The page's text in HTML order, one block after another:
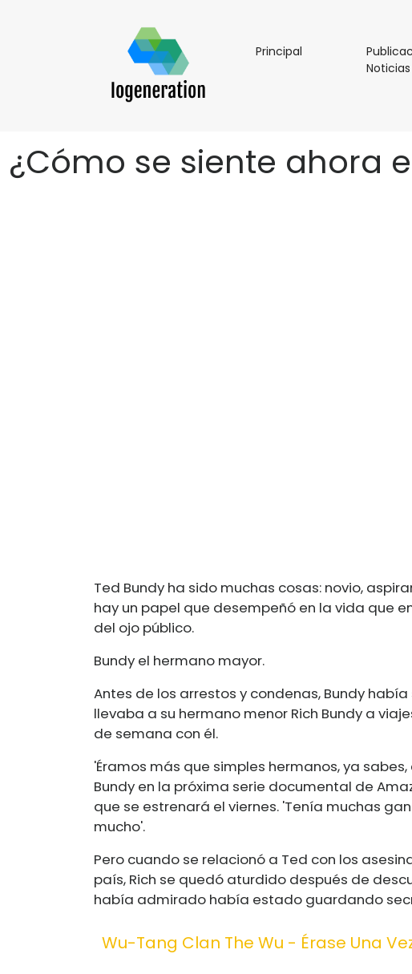
PrincipalPrincipal
¿Cómo se siente ahora
Ted Bundy ha sido muchas cosas: novio,
hay un papel que desempeñó en la vida que
del ojo público.
Bundy el hermano mayor.
Antes de los arrestos y condenas, Bundy
llevaba a su hermano menor Rich Bundy a
de semana con él.
'Éramos más que simples hermanos, ya
Bundy en la próxima serie documental de
que se estrenará el viernes. 'Tenía muchas
mucho'.
Pero cuando se relacionó a Ted con los
país, Rich se quedó aturdido después de
había admirado había estado guardando
Wu-Tang Clan The Wu - Érase Una